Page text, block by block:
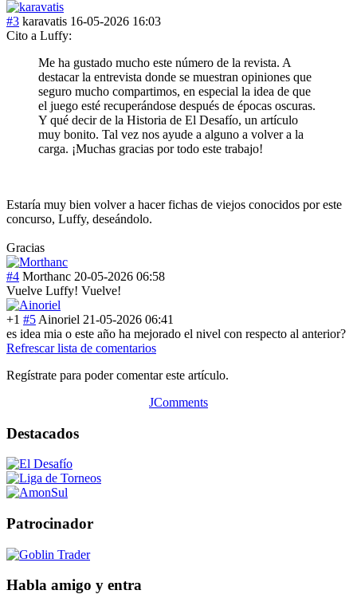
#3 karavatis 16-05-2026 16:03
Cito a Luffy:
Me ha gustado mucho este número de la revista. A
destacar la entrevista donde se muestran opiniones que
seguro mucho compartimos, en especial la idea de que
el juego esté recuperándose después de épocas oscuras.
Y qué decir de la Historia de El Desafío, un artículo
muy bonito. Tal vez nos ayude a alguno a volver a la
carga. ¡Muchas gracias por todo este trabajo!
Estaría muy bien volver a hacer fichas de viejos conocidos por este
concurso, Luffy, deseándolo.
Gracias
#4 Morthanc 20-05-2026 06:58
Vuelve Luffy! Vuelve!
+1 #5 Ainoriel 21-05-2026 06:41
es idea mia o este año ha mejorado el nivel con respecto al anterior?
Refrescar lista de comentarios
Regístrate para poder comentar este artículo.
JComments
Destacados
Patrocinador
Habla amigo y entra